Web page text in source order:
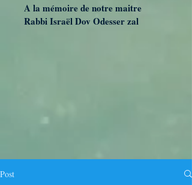
A la mémoire de notre maitre
Rabbi Israël Dov Odesser zal
Post